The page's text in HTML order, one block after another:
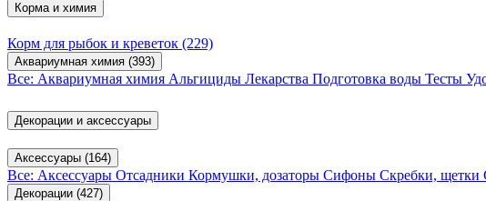
Корма и химия
Корм для рыбок и креветок (229)
Аквариумная химия (393)
Все: Аквариумная химия Альгициды Лекарства Подготовка воды Тесты
Декорации и аксессуары
Аксессуары (164)
Все: Аксессуары Отсадники Кормушки, дозаторы Сифоны Скребки, щетки
Декорации (427)